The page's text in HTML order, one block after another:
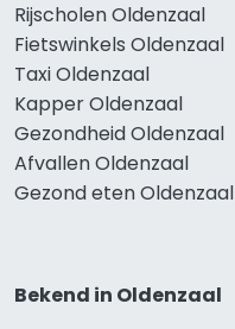
Rijscholen Oldenzaal
Fietswinkels Oldenzaal
Taxi Oldenzaal
Kapper Oldenzaal
Gezondheid Oldenzaal
Afvallen Oldenzaal
Gezond eten Oldenzaal
Bekend in Oldenzaal